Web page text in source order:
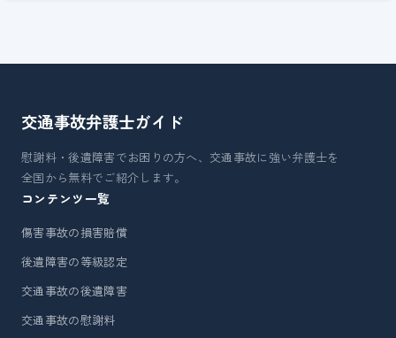
交通事故弁護士ガイド
慰謝料・後遺障害でお困りの方へ、交通事故に強い弁護士を
全国から無料でご紹介します。
コンテンツ一覧
傷害事故の損害賠償
後遺障害の等級認定
交通事故の後遺障害
交通事故の慰謝料